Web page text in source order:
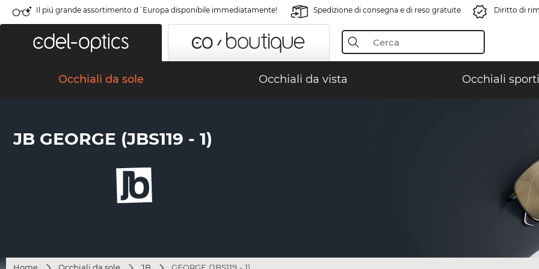
Il piú grande assortimento d´Europa disponibile immediatamente! Spedizione di consegna e di reso gratuite Diritto di
Occhiali da sole Occhiali da vista Occhiali
JB GEORGE (JBS119 - 1)